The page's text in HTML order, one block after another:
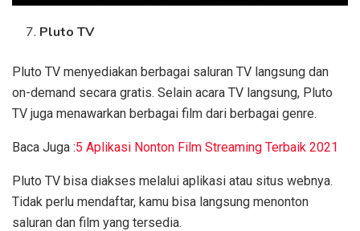
Pluto TV
Pluto TV menyediakan berbagai saluran TV langsung dan
on-demand secara gratis. Selain acara TV langsung, Pluto
TV juga menawarkan berbagai film dari berbagai genre.
Baca Juga :5 Aplikasi Nonton Film Streaming Terbaik 2021
Pluto TV bisa diakses melalui aplikasi atau situs webnya.
Tidak perlu mendaftar, kamu bisa langsung menonton
saluran dan film yang tersedia.